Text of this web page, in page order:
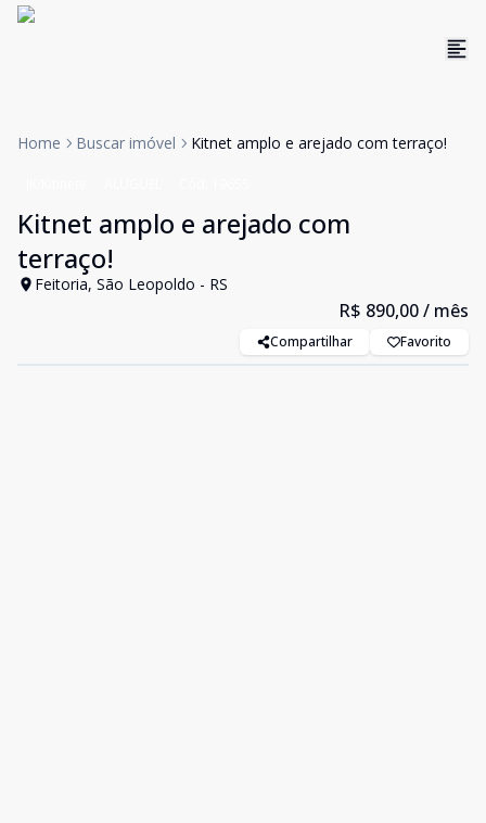
Home Buscar imóvel Kitnet amplo e arejado com terraço!
Kitnet amplo e arejado com
terraço!
Feitoria, São Leopoldo - RS
R$ 890,00/ mês
Compartilhar Favorito